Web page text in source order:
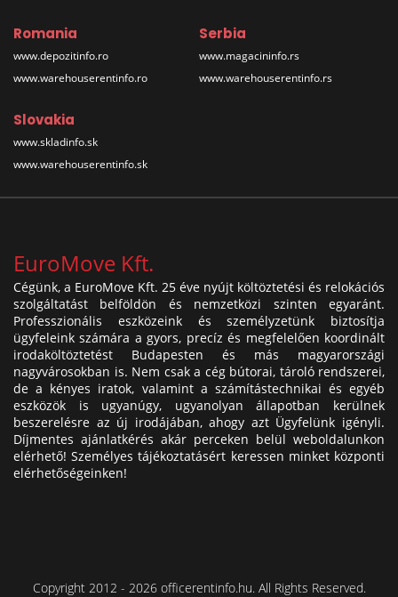
Romania
www.depozitinfo.ro
www.warehouserentinfo.ro
Serbia
www.magacininfo.rs
www.warehouserentinfo.rs
Slovakia
www.skladinfo.sk
www.warehouserentinfo.sk
EuroMove Kft.
Cégünk, a EuroMove Kft. 25 éve nyújt költöztetési és relokációs
szolgáltatást belföldön és nemzetközi szinten egyaránt.
Professzionális eszközeink és személyzetünk biztosítja
ügyfeleink számára a gyors, precíz és megfelelően koordinált
irodaköltöztetést Budapesten és más magyarországi
nagyvárosokban is. Nem csak a cég bútorai, tároló rendszerei,
de a kényes iratok, valamint a számítástechnikai és egyéb
eszközök is ugyanúgy, ugyanolyan állapotban kerülnek
beszerelésre az új irodájában, ahogy azt Ügyfelünk igényli.
Díjmentes ajánlatkérés akár perceken belül weboldalunkon
elérhető! Személyes tájékoztatásért keressen minket központi
elérhetőségeinken!
Copyright 2012 - 2026 officerentinfo.hu. All Rights Reserved.